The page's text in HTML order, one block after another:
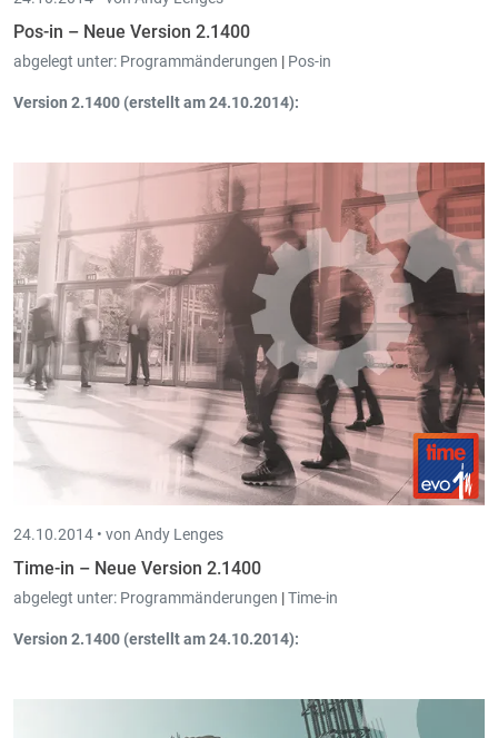
Pos-in – Neue Version 2.1400
abgelegt unter: Programmänderungen | Pos-in
Version 2.1400 (erstellt am 24.10.2014):
Kundenkarten kann man unter „Historie“alle alten Tickets des
einsehen und durchsuchen (selbst wenn die Kasse
Viele Verbesserungen bei der Ausgabe von Gutscheinen:
Gutscheine können jetzt innerhalb von Verkaufstickets
angelegt werden, können vor dem Abrechnen gedruckt werden,
können auf Nachnahme gezahlt werden, uvm.
24.10.2014 • von Andy Lenges
Time-in – Neue Version 2.1400
abgelegt unter: Programmänderungen |Time-in
Version 2.1400 (erstellt am 24.10.2014):
versions- unabhängigen Backups.
Stapelverwaltung (Direktdruck)".